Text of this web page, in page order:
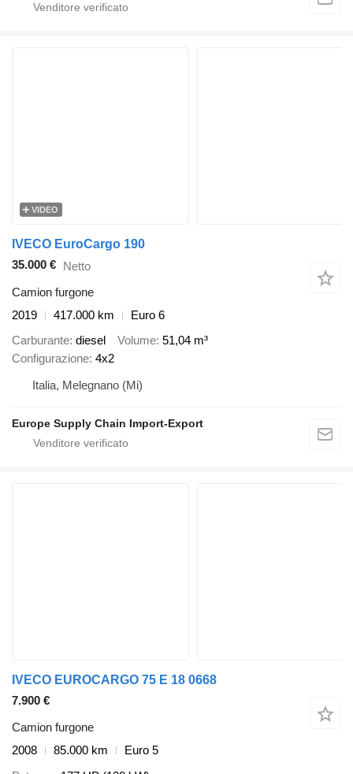
VIDEO
IVECO EuroCargo 190
35.000 € Netto
Camion furgone
2019
417.000 km
Euro 6
Carburante diesel Volume 51,04 m³
Configurazione 4x2
Italia, Melegnano (Mi)
Europe Supply Chain Import-Export
IVECO EUROCARGO 75 E 18 0668
7.900 €
Camion furgone
2008
85.000 km
Euro 5